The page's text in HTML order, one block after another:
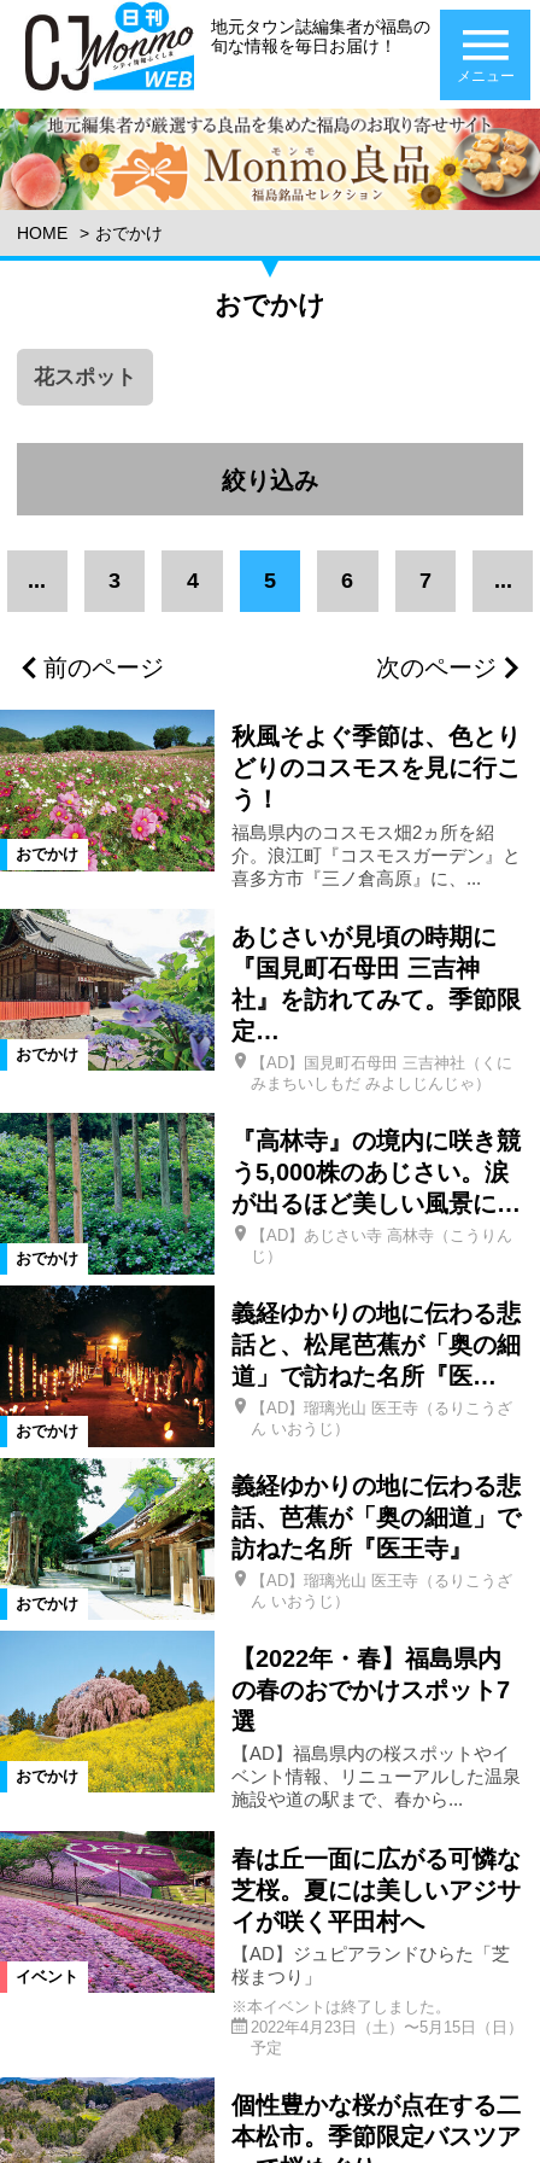
地元タウン誌編集者が福島の
旬な情報を毎日お届け！
メニュー
HOME おでかけ
おでかけ
花スポット
絞り込み
エリア
いわき市 浜通りエリア 浪江町
富岡町 川内村 楢葉町
広野町 福島市 二本松市
郡山市 新地町
県北エリア 県中エリア 新潟県
三島町 会津エリア 南相馬市
柳津町 金山町 昭和村
南会津町 只見町 檜枝岐村
下郷町 会津若松市 三春町
猪苗代町 国見町 伊達市
須賀川市 鏡石町
矢吹町 棚倉町 喜多方市
会津坂下町 会津美里町
県南エリア 宮城県 磐梯町
玉川村 本宮市 平田村
山形県 天栄村
矢祭町 桑折町 川俣町
大玉村 田村市 湯川村
古殿町
石川町 福島県全域 泉崎村
前のページ
... 3 4 5 6 7 ...
次のページ
おでかけ
秋風そよぐ季節は、色とり
どりのコスモスを見に行こ
う！
福島県内のコスモス畑2ヵ所を紹
介。浪江町『コスモスガーデン』と
喜多方市『三ノ倉高原』に、...
おでかけ
あじさいが見頃の時期に
『国見町石母田 三吉神
社』を訪れてみて。季節限
定…
【AD】国見町石母田 三吉神社（くに
みまちいしもだ みよしじんじゃ）
おでかけ
『高林寺』の境内に咲き競
う5,000株のあじさい。涙
が出るほど美しい風景に…
【AD】あじさい寺 高林寺（こうりん
じ）
おでかけ
義経ゆかりの地に伝わる悲
話と、松尾芭蕉が「奥の細
道」で訪ねた名所『医…
【AD】瑠璃光山 医王寺（るりこうざ
ん いおうじ）
おでかけ
義経ゆかりの地に伝わる悲
話、芭蕉が「奥の細道」で
訪ねた名所『医王寺』
【AD】瑠璃光山 医王寺（るりこうざ
ん いおうじ）
おでかけ
【2022年・春】福島県内
の春のおでかけスポット7
選
【AD】福島県内の桜スポットやイ
ベント情報、リニューアルした温泉
施設や道の駅まで、春から...
イベント
春は丘一面に広がる可憐な
芝桜。夏には美しいアジサ
イが咲く平田村へ
【AD】ジュピアランドひらた「芝
桜まつり」
※本イベントは終了しました。
2022年4月23日（土）〜5月15日（日）
予定
個性豊かな桜が点在する二
本松市。季節限定バスツア